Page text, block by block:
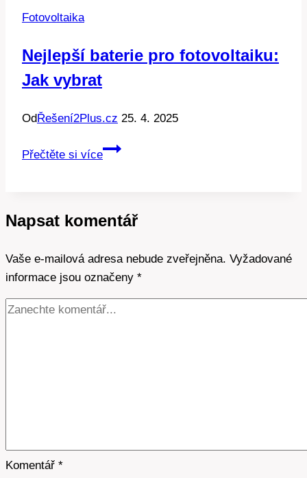
vědět?
Fotovoltaika
Nejlepší baterie pro fotovoltaiku:
Jak vybrat
OdŘešení2Plus.cz 25. 4. 2025
Přečtěte si více
Nejlepší
Jak
Napsat komentář
Vaše e-mailová adresa nebude zveřejněna. Vyžadované
informace jsou označeny *
Komentář *